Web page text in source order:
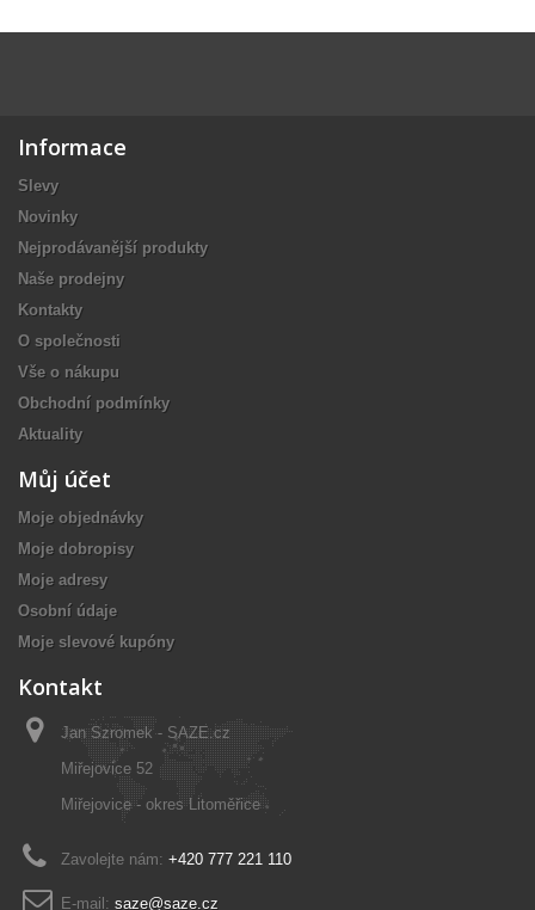
Informace
Slevy
Novinky
Nejprodávanější produkty
Naše prodejny
Kontakty
O společnosti
Vše o nákupu
Obchodní podmínky
Aktuality
Můj účet
Moje objednávky
Moje dobropisy
Moje adresy
Osobní údaje
Moje slevové kupóny
Kontakt
Jan Szromek - SAZE.cz
Miřejovice 52
Miřejovice - okres Litoměřice
Zavolejte nám: +420 777 221 110
E-mail: saze@saze.cz